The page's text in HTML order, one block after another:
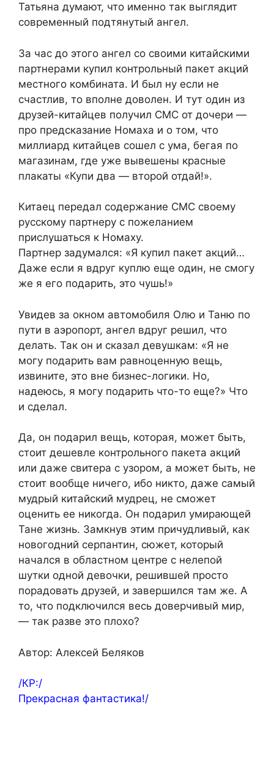
Татьяна думают, что именно так выглядит
современный подтянутый ангел.
За час до этого ангел со своими китайскими
партнерами купил контрольный пакет акций
местного комбината. И был ну если не
счастлив, то вполне доволен. И тут один из
друзей-китайцев получил СМС от дочери —
про предсказание Номаха и о том, что
миллиард китайцев сошел с ума, бегая по
магазинам, где уже вывешены красные
плакаты «Купи два — второй отдай!».
Китаец передал содержание СМС своему
русскому партнеру с пожеланием
прислушаться к Номаху.
Партнер задумался: «Я купил пакет акций…
Даже если я вдруг куплю еще один, не смогу
же я его подарить, это чушь!»
Увидев за окном автомобиля Олю и Таню по
пути в аэропорт, ангел вдруг решил, что
делать. Так он и сказал девушкам: «Я не
могу подарить вам равноценную вещь,
извините, это вне бизнес-логики. Но,
надеюсь, я могу подарить что-то еще?» Что
и сделал.
Да, он подарил вещь, которая, может быть,
стоит дешевле контрольного пакета акций
или даже свитера с узором, а может быть, не
стоит вообще ничего, ибо никто, даже самый
мудрый китайский мудрец, не сможет
оценить ее никогда. Он подарил умирающей
Тане жизнь. Замкнув этим причудливый, как
новогодний серпантин, сюжет, который
начался в областном центре с нелепой
шутки одной девочки, решившей просто
порадовать друзей, и завершился там же. А
то, что подключился весь доверчивый мир,
— так разве это плохо?
Автор: Алексей Беляков
/КР:/
Прекрасная фантастика!/